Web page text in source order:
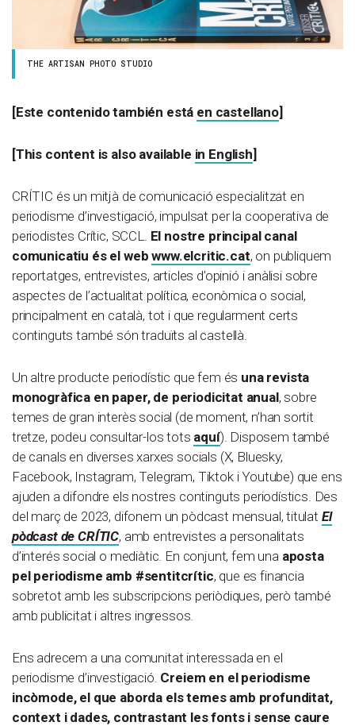
THE ARTISAN PHOTO STUDIO
[Este contenido también está en castellano]
[This content is also available in English]
CRÍTIC és un mitjà de comunicació especialitzat en
periodisme d’investigació, impulsat per la cooperativa de
periodistes Crític, SCCL. El nostre principal canal
comunicatiu és el web www.elcritic.cat, on publiquem
reportatges, entrevistes, articles d’opinió i anàlisi sobre
aspectes de l’actualitat política, econòmica o social,
principalment en català, tot i que regularment certs
continguts també són traduïts al castellà.
Un altre producte periodístic que fem és una revista
monogràfica en paper, de periodicitat anual, sobre
temes de gran interès social (de moment, n’han sortit
tretze, podeu consultar-los tots aquí). Disposem també
de canals en diverses xarxes socials (X, Bluesky,
Facebook, Instagram, Telegram, Tiktok i Youtube) que ens
ajuden a difondre els nostres continguts periodístics. Des
del març de 2023, difonem un pòdcast mensual, titulat El
pòdcast de CRÍTIC, amb entrevistes a personalitats
d’interés social o mediàtic. En conjunt, fem una aposta
pel periodisme amb #sentitcrític, que es financia
sobretot amb les subscripcions periòdiques, però també
amb publicitat i altres ingressos.
Ens adrecem a una comunitat interessada en el
periodisme d’investigació. Creiem en el periodisme
incòmode, el que aborda els temes amb profunditat,
context i dades, contrastant les fonts i sense caure